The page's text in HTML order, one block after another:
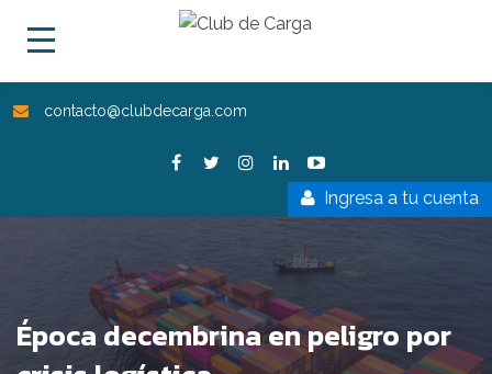
contacto@clubdecarga.com
Ingresa a tu cuenta
Época decembrina en peligro por